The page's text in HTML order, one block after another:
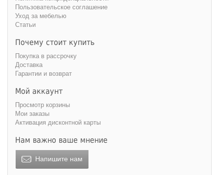
Пользовательское соглашение
Уход за мебелью
Статьи
Почему стоит купить
Покупка в рассрочку
Доставка
Гарантии и возврат
Мой аккаунт
Просмотр корзины
Мои заказы
Активация дисконтной карты
Нам важно ваше мнение
Напишите нам